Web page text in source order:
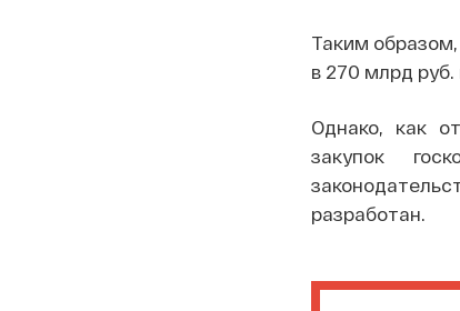
Таким
в 270 млрд руб.
Однако, как
закупок
разработан.